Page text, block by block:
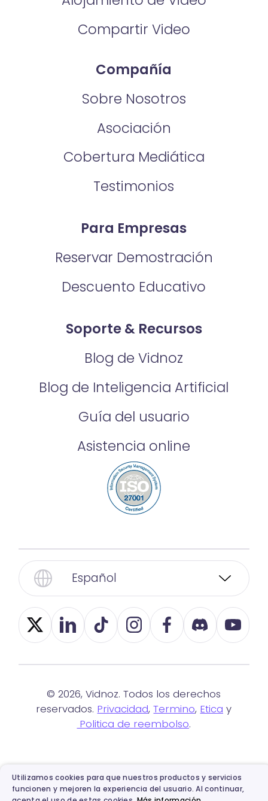
Compartir Video
Compañía
Sobre Nosotros
Asociación
Cobertura Mediática
Testimonios
Para Empresas
Reservar Demostración
Descuento Educativo
Soporte & Recursos
Blog de Vidnoz
Blog de Inteligencia Artificial
Guía del usuario
Asistencia online
Español
© 2026, Vidnoz. Todos los derechos
reservados. Privacidad,Termino, Etica y
Politica de reembolso.
Utilizamos cookies para que nuestros productos y servicios
funcionen y mejoren la experiencia del usuario. Al continuar,